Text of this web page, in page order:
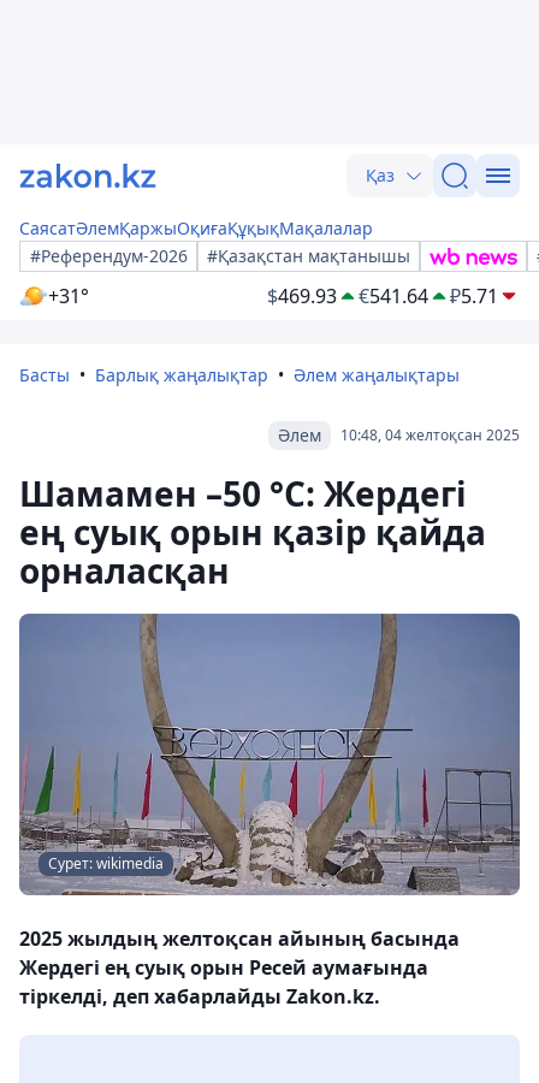
Қаз
СаясатӘлемҚаржыОқиғаҚұқықМақалалар
#Референдум-2026
#Қазақстан мақтанышы
+31° $469.93 €541.64 ₽5.71
Басты Барлық жаңалықтар Әлем жаңалықтары
10:48, 04 желтоқсан 2025
Әлем
Шамамен –50 °C: Жердегі
ең суық орын қазір қайда
орналасқан
Сурет: wikimedia
2025 жылдың желтоқсан айының басында
Жердегі ең суық орын Ресей аумағында
тіркелді, деп хабарлайды Zakon.kz.